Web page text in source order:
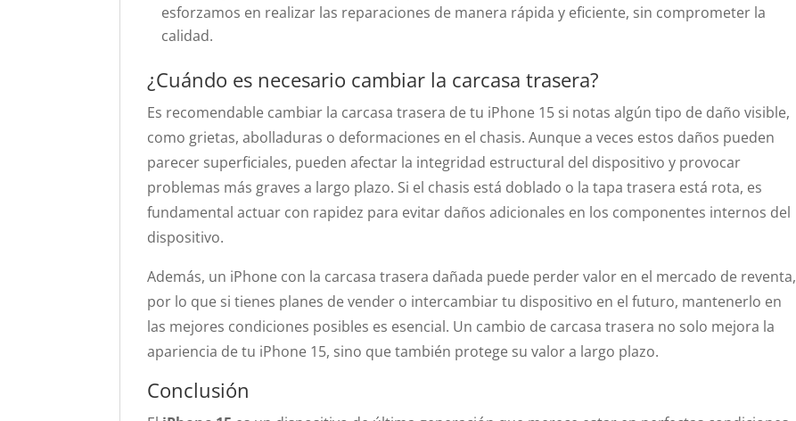
esforzamos en realizar las reparaciones de manera rápida y eficiente, sin comprometer la
calidad.
¿Cuándo es necesario cambiar la carcasa trasera?
Es recomendable cambiar la carcasa trasera de tu iPhone 15 si notas algún tipo de daño visible,
como grietas, abolladuras o deformaciones en el chasis. Aunque a veces estos daños pueden
parecer superficiales, pueden afectar la integridad estructural del dispositivo y provocar
problemas más graves a largo plazo. Si el chasis está doblado o la tapa trasera está rota, es
fundamental actuar con rapidez para evitar daños adicionales en los componentes internos del
dispositivo.
Además, un iPhone con la carcasa trasera dañada puede perder valor en el mercado de reventa,
por lo que si tienes planes de vender o intercambiar tu dispositivo en el futuro, mantenerlo en
las mejores condiciones posibles es esencial. Un cambio de carcasa trasera no solo mejora la
apariencia de tu iPhone 15, sino que también protege su valor a largo plazo.
Conclusión